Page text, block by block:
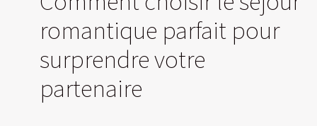
romantique parfait pour
surprendre votre
partenaire